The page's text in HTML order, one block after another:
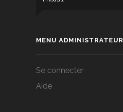
MENU ADMINISTRATEUR
Se connecter
Aide